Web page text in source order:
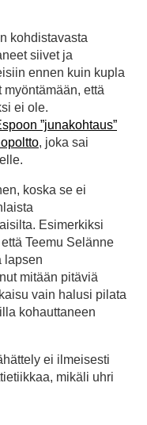
kohdistavasta
siivet ja
ennen kuin kupla
että
ei ole.
”junakohtaus”
, joka sai
koska se ei
Esimerkiksi
että Teemu Selänne
lapsen
mitään pitäviä
vain halusi pilata
kohauttaneen
ei ilmeisesti
mikäli uhri